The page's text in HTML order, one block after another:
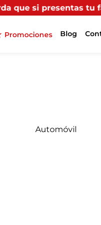
factura (física o
Promociones Blog
Automóvil